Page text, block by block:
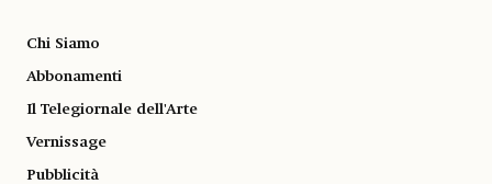
Chi Siamo
Abbonamenti
Il Telegiornale dell'Arte
Vernissage
Pubblicità